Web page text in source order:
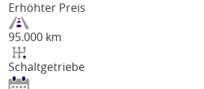
Erhöhter Preis
95.000 km
Schaltgetriebe